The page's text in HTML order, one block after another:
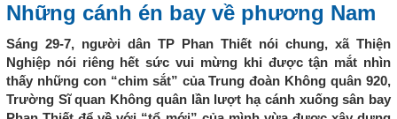
Những cánh én bay về phương Nam
Sáng 29-7, người dân TP Phan Thiết nói chung, xã Thiện
Nghiệp nói riêng hết sức vui mừng khi được tận mắt nhìn
thấy những con “chim sắt” của Trung đoàn Không quân 920,
Trường Sĩ quan Không quân lần lượt hạ cánh xuống sân bay